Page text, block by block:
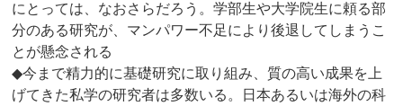
にとっては、なおさらだろう。学部生や大学院生に頼る部
分のある研究が、マンパワー不足により後退してしまうこ
とが懸念される
◆今まで精力的に基礎研究に取り組み、質の高い成果を上
げてきた私学の研究者は多数いる。日本あるいは海外の科